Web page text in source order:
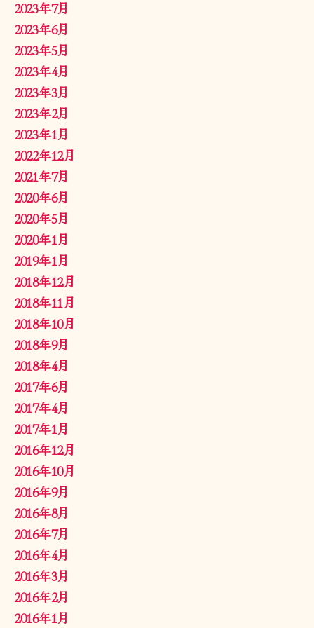
2023年7月
2023年6月
2023年5月
2023年4月
2023年3月
2023年2月
2023年1月
2022年12月
2021年7月
2020年6月
2020年5月
2020年1月
2019年1月
2018年12月
2018年11月
2018年10月
2018年9月
2018年4月
2017年6月
2017年4月
2017年1月
2016年12月
2016年10月
2016年9月
2016年8月
2016年7月
2016年4月
2016年3月
2016年2月
2016年1月